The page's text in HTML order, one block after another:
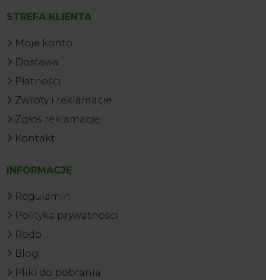
STREFA KLIENTA
Moje konto
Dostawa
Płatności
Zwroty i reklamacje
Zgłoś reklamację
Kontakt
INFORMACJE
Regulamin
Polityka prywatności
Rodo
Blog
Pliki do pobrania